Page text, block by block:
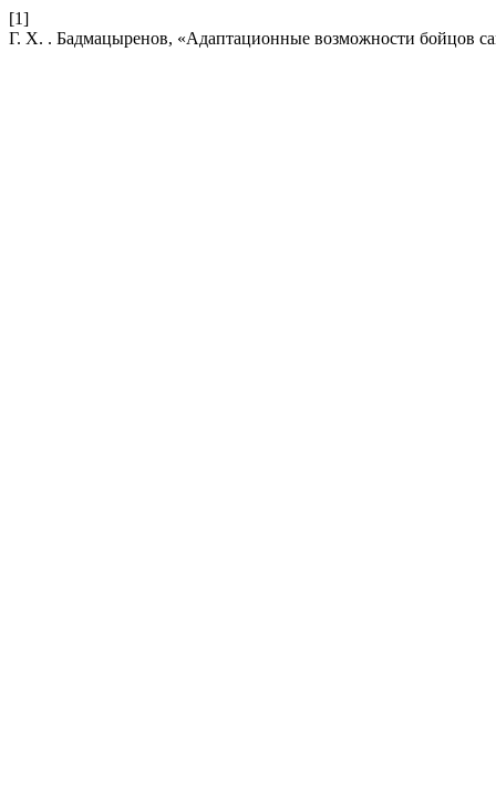
[1]
Г. Х. . Бадмацыренов, «Адаптационные возможности бойцов